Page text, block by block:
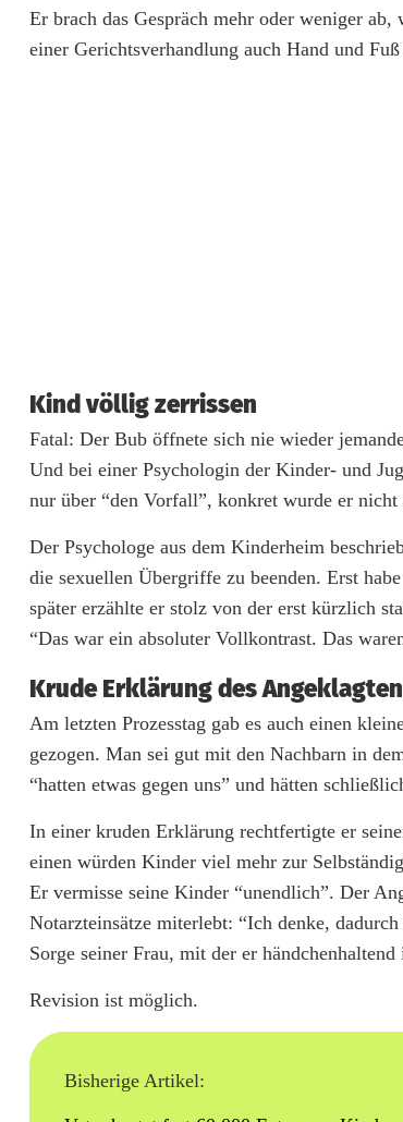
i
s
t
v
e
h
ä
n
g
t
4
a
h
r
u
n
Er brach das Gespräch mehr oder weniger
einer Gerichtsverhandlung auch Hand und
Kind völlig zerrissen
Fatal: Der Bub öffnete sich nie wieder
Und bei einer Psychologin der Kinder- und
nur über “den Vorfall”, konkret wurde er nicht
Der Psychologe aus dem Kinderheim
die sexuellen Übergriffe zu beenden. Erst
später erzählte er stolz von der erst kürzlich
“Das war ein absoluter Vollkontrast. Das
Krude Erklärung des Angeklagten
Am letzten Prozesstag gab es auch einen
gezogen. Man sei gut mit den Nachbarn in
“hatten etwas gegen uns” und hätten
In einer kruden Erklärung rechtfertigte er
einen würden Kinder viel mehr zur
Er vermisse seine Kinder “unendlich”. Der
Notarzteinsätze miterlebt: “Ich denke,
Sorge seiner Frau, mit der er
Revision ist möglich.
Bisherige Artikel: